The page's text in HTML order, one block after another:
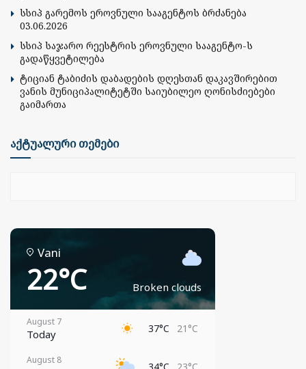
სსიპ გარემოს ეროვნული სააგენტოს ბრძანება
03.06.2026
სსიპ საჯარო რეესტრის ეროვნული სააგენტო-ს
გადაწყვეტილება
ტიციან ტაბიძის დაბადების დღესთან დაკავშირებით
ვანის მუნიციპალიტეტში საიუბილეო ღონისძიებები
გაიმართა
აქტუალური თემები
Vani
22°C Broken clouds
August 7
Today 37°C 21°C
August 8